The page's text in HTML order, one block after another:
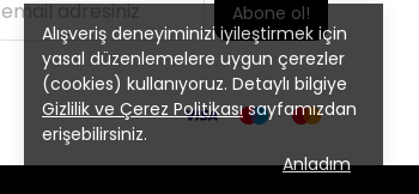
Alışveriş deneyiminizi iyileştirmek için
yasal düzenlemelere uygun çerezler
(cookies) kullanıyoruz. Detaylı bilgiye
Gizlilik ve Çerez Politikasısayfamızdan
erişebilirsiniz.
Anladım
Abone ol!